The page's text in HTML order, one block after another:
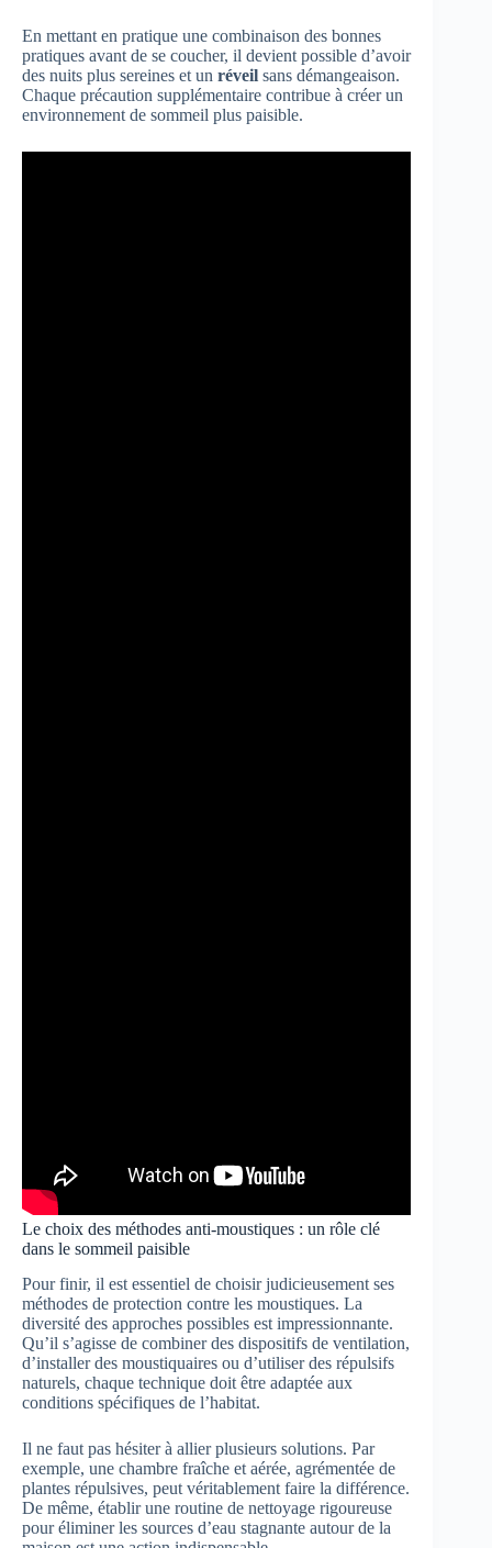
En mettant en pratique une combinaison des bonnes
pratiques avant de se coucher, il devient possible d’avoir
des nuits plus sereines et un réveil sans démangeaison.
Chaque précaution supplémentaire contribue à créer un
environnement de sommeil plus paisible.
Le choix des méthodes anti-moustiques : un rôle clé
dans le sommeil paisible
Pour finir, il est essentiel de choisir judicieusement ses
méthodes de protection contre les moustiques. La
diversité des approches possibles est impressionnante.
Qu’il s’agisse de combiner des dispositifs de ventilation,
d’installer des moustiquaires ou d’utiliser des répulsifs
naturels, chaque technique doit être adaptée aux
conditions spécifiques de l’habitat.
Il ne faut pas hésiter à allier plusieurs solutions. Par
exemple, une chambre fraîche et aérée, agrémentée de
plantes répulsives, peut véritablement faire la différence.
De même, établir une routine de nettoyage rigoureuse
pour éliminer les sources d’eau stagnante autour de la